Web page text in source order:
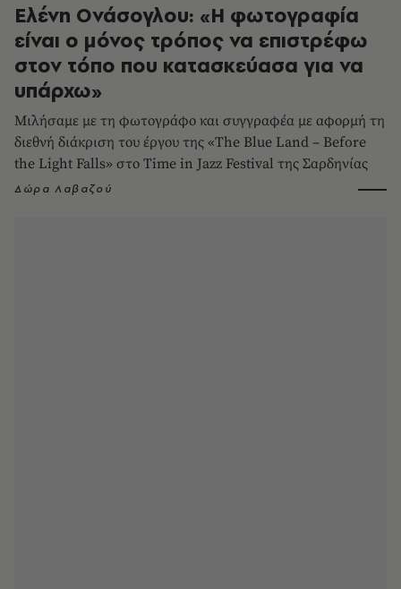
Ελένη Ονάσογλου: «Η φωτογραφία
είναι ο μόνος τρόπος να επιστρέφω
στον τόπο που κατασκεύασα για να
υπάρχω»
Μιλήσαμε με τη φωτογράφο και συγγραφέα με αφορμή τη
διεθνή διάκριση του έργου της «The Blue Land – Before
the Light Falls» στο Time in Jazz Festival της Σαρδηνίας
Δώρα Λαβαζού